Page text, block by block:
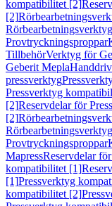
kompatibilitet [2]
[2]
Rörbearbetningsverktyg
Provtryckningsproppar
TillbehörVerktyg för
Geberit Mepla
pressverktyg
Pressverktyg
[2]Reservdelar för
[2]
Rörbearbetningsverktyg
Provtryckningsproppar
MapressReservdelar
kompatibilitet [1]
[1]Pressverktyg
kompatibilitet [2]